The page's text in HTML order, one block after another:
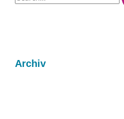
u
n
Archiv